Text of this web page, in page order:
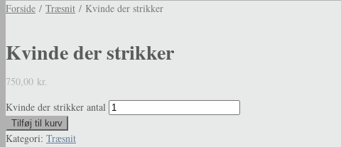
Forside / Træsnit / Kvinde der strikker
Kvinde der strikker
750,00 kr.
Kvinde der strikker antal
Tilføj til kurv
Kategori: Træsnit